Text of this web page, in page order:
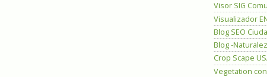
Visor SIG
Visualizador
Blog SEO
Blog -
Crop Scape
Vegetation